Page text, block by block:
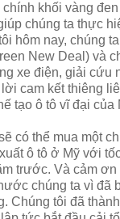
khối vàng
chúng ta thực
hôm nay, chúng
New Deal) và
xe điện, giải cứu
cam kết thiêng
tạo ô tô vĩ đại của
có thể mua một
ô tô ở Mỹ với
trước. Và cảm
chúng ta vì đã
Chúng tôi đã